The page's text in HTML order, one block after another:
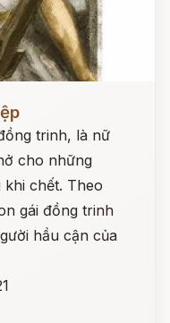
trinh, là nữ
cho những
chết. Theo
gái đồng trinh
hầu cận của